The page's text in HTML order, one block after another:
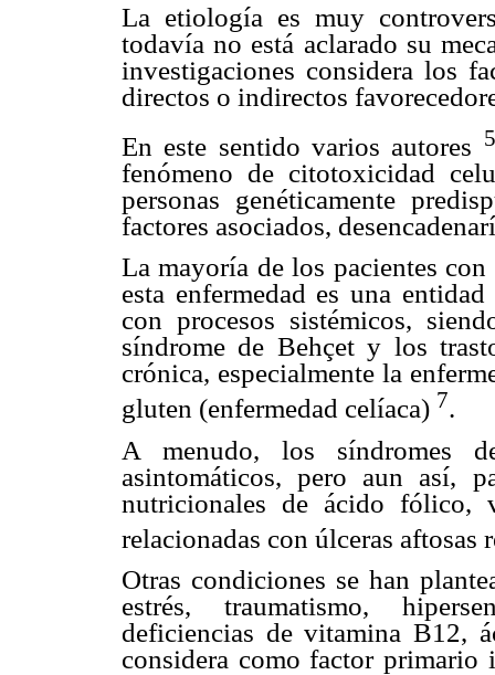
La etiología es muy
todavía no está aclarado su
investigaciones considera los
directos o indirectos
En este sentido varios autores
fenómeno de citotoxicidad
personas genéticamente
factores asociados,
La mayoría de los pacientes
esta enfermedad es una
con procesos sistémicos,
síndrome de Behçet y los
crónica, especialmente la
gluten (enfermedad celíaca) 7.
A menudo, los síndromes
asintomáticos, pero aun así,
nutricionales de ácido
relacionadas con úlceras aftosas
Otras condiciones se han
estrés, traumatismo,
deficiencias de vitamina B12,
considera como factor primario